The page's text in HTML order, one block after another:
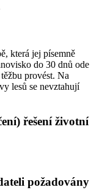
která jej písemně
do 30 dnů ode
provést. Na
lesů se nevztahují
řešení životní
požadovány